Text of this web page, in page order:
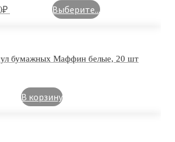
₽ Выберите...
бумажных Маффин белые, 20 шт
В корзину